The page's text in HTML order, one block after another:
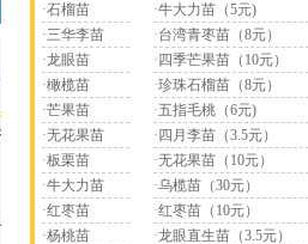
·石榴苗
·三华李苗
·龙眼苗
·橄榄苗
·芒果苗
·无花果苗
·板栗苗
·牛大力苗
·红枣苗
·杨桃苗
·牛大力苗（5元)
·台湾青枣苗（8元）
· 四季芒果苗（10元）
·珍珠石榴苗（8元）
·五指毛桃（6元)
· 四月李苗（3.5元）
·无花果苗（10元）
·乌榄苗（30元）
·红枣苗（10元）
·龙眼直生苗（3.5元）